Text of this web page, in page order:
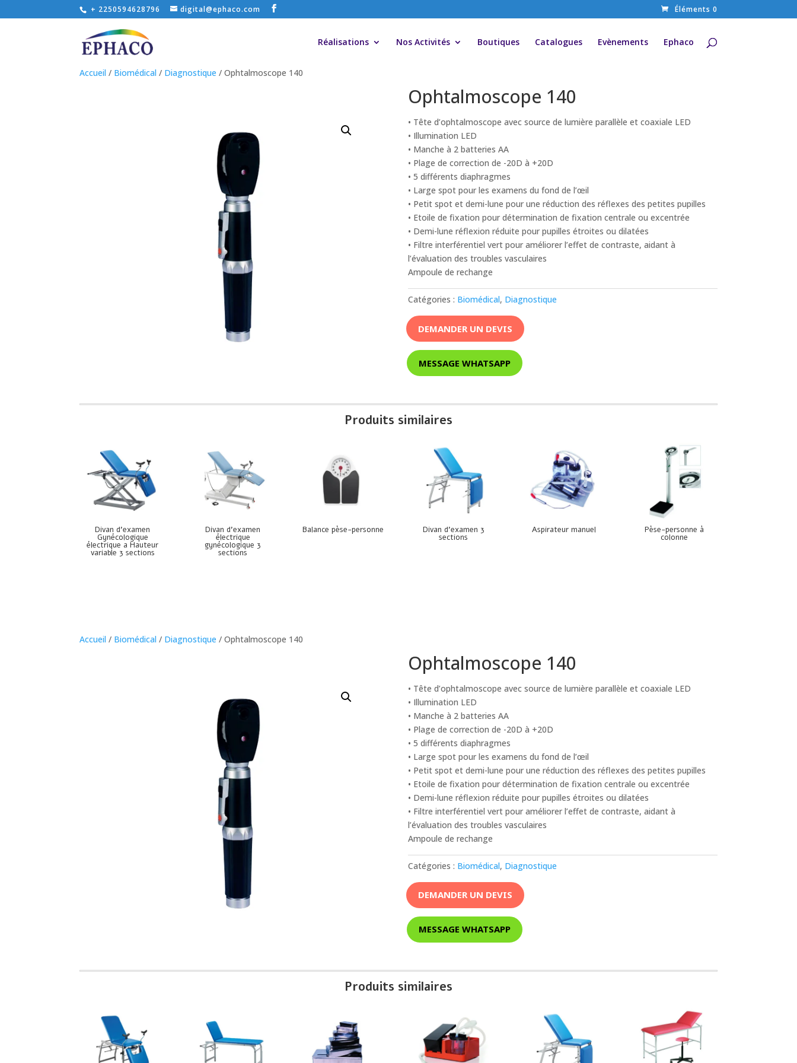
+ 2250594628796 digital@ephaco.com Éléments 0
Réalisations Nos Activités Boutiques Catalogues Evènements Ephaco
Accueil / Biomédical / Diagnostique / Ophtalmoscope 140
Ophtalmoscope 140
• Tête d’ophtalmoscope avec source de lumière parallèle et coaxiale LED
• Illumination LED
• Manche à 2 batteries AA
• Plage de correction de -20D à +20D
• 5 différents diaphragmes
• Large spot pour les examens du fond de l’œil
• Petit spot et demi-lune pour une réduction des réflexes des petites pupilles
• Etoile de fixation pour détermination de fixation centrale ou excentrée
• Demi-lune réflexion réduite pour pupilles étroites ou dilatées
• Filtre interférentiel vert pour améliorer l’effet de contraste, aidant à
l’évaluation des troubles vasculaires
Ampoule de rechange
Catégories : Biomédical, Diagnostique
DEMANDER UN DEVIS
MESSAGE WHATSAPP
Produits similaires
Divan d’examen
Gynécologique
électrique a Hauteur
variable 3 sections
Divan d’examen
électrique
gynécologique 3
sections
Balance pèse-personne Divan d’examen 3
sections
Aspirateur manuel Pèse-personne à
colonne
Accueil / Biomédical / Diagnostique / Ophtalmoscope 140
Ophtalmoscope 140
• Tête d’ophtalmoscope avec source de lumière parallèle et coaxiale LED
• Illumination LED
• Manche à 2 batteries AA
• Plage de correction de -20D à +20D
• 5 différents diaphragmes
• Large spot pour les examens du fond de l’œil
• Petit spot et demi-lune pour une réduction des réflexes des petites pupilles
• Etoile de fixation pour détermination de fixation centrale ou excentrée
• Demi-lune réflexion réduite pour pupilles étroites ou dilatées
• Filtre interférentiel vert pour améliorer l’effet de contraste, aidant à
l’évaluation des troubles vasculaires
Ampoule de rechange
Catégories : Biomédical, Diagnostique
DEMANDER UN DEVIS
MESSAGE WHATSAPP
Produits similaires